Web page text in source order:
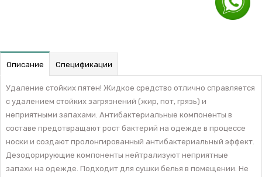
Описание Спецификации
Удаление стойких пятен! Жидкое средство отлично справляется
с удалением стойких загрязнений (жир, пот, грязь) и
неприятными запахами. Антибактериальные компоненты в
составе предотвращают рост бактерий на одежде в процессе
носки и создают пролонгированный антибактериальный эффект.
Дезодорирующие компоненты нейтрализуют неприятные
запахи на одежде. Подходит для сушки белья в помещении. Не